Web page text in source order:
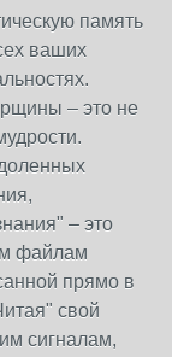
память
ваших
– это не
– это
файлам
прямо в
свой
сигналам,